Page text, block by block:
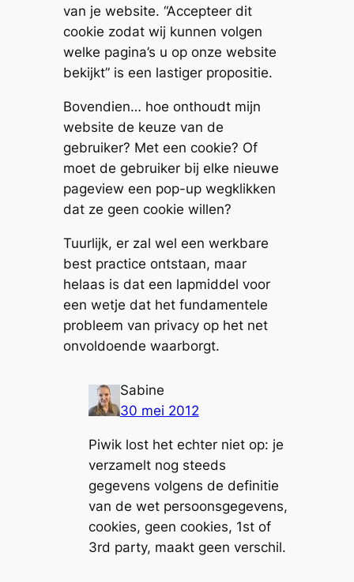
van je website. “Accepteer dit
cookie zodat wij kunnen volgen
welke pagina’s u op onze website
bekijkt” is een lastiger propositie.
Bovendien… hoe onthoudt mijn
website de keuze van de
gebruiker? Met een cookie? Of
moet de gebruiker bij elke nieuwe
pageview een pop-up wegklikken
dat ze geen cookie willen?
Tuurlijk, er zal wel een werkbare
best practice ontstaan, maar
helaas is dat een lapmiddel voor
een wetje dat het fundamentele
probleem van privacy op het net
onvoldoende waarborgt.
Sabine
30 mei 2012
Piwik lost het echter niet op: je
verzamelt nog steeds
gegevens volgens de definitie
van de wet persoonsgegevens,
cookies, geen cookies, 1st of
3rd party, maakt geen verschil.